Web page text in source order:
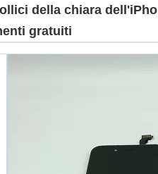
della chiara
gratuiti